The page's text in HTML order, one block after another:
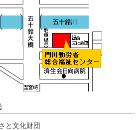
と文化財団